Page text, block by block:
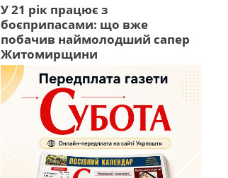
У 21 рік працює з
боєприпасами: що вже
побачив наймолодший сапер
Житомирщини